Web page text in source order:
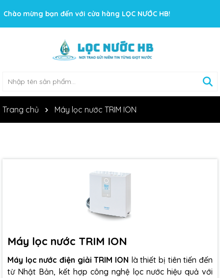
Chào mừng bạn đến với cửa hàng LỌC NƯỚC HB!
Trang chủ Máy lọc nước TRIM ION
Máy lọc nước TRIM ION
Máy lọc nước điện giải TRIM ION là thiết bị tiên tiến đến
từ Nhật Bản, kết hợp công nghệ lọc nước hiệu quả với